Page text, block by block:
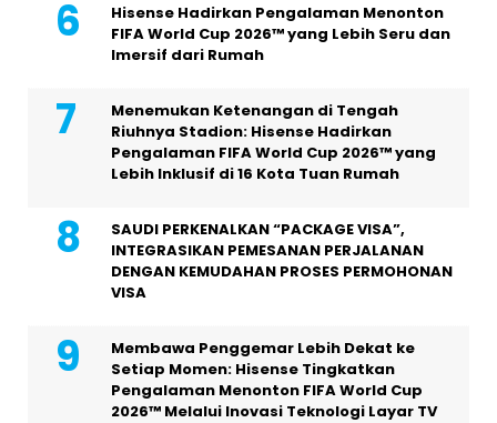
Hisense Hadirkan Pengalaman Menonton
FIFA World Cup 2026™ yang Lebih Seru dan
Imersif dari Rumah
Menemukan Ketenangan di Tengah
Riuhnya Stadion: Hisense Hadirkan
Pengalaman FIFA World Cup 2026™ yang
Lebih Inklusif di 16 Kota Tuan Rumah
SAUDI PERKENALKAN “PACKAGE VISA”,
INTEGRASIKAN PEMESANAN PERJALANAN
DENGAN KEMUDAHAN PROSES PERMOHONAN
VISA
Membawa Penggemar Lebih Dekat ke
Setiap Momen: Hisense Tingkatkan
Pengalaman Menonton FIFA World Cup
2026™ Melalui Inovasi Teknologi Layar TV